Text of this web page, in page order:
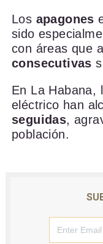
Los apagones
sido
con áreas que
consecutivas
En La Habana,
eléctrico han
seguidas,
población.